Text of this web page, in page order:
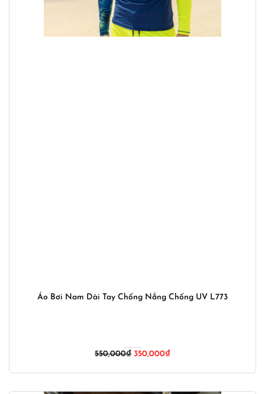
Áo Bơi Nam Dài Tay Chống Nắng Chống UV L773
550,000₫ Giá
550,000₫.
350,000₫Giá
là: